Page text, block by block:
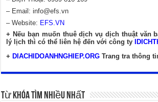
– Email:info@efs.vn
– Website: EFS.VN
+ Nếu bạn muốn thuê dịch vụ dịch thuật văn
lý lịch thì có thể liên hệ đến với công ty
+ DIACHIDOANHNGHIEP.ORG Trang tra thông
Từ Khóa Tìm Nhiều Nhất